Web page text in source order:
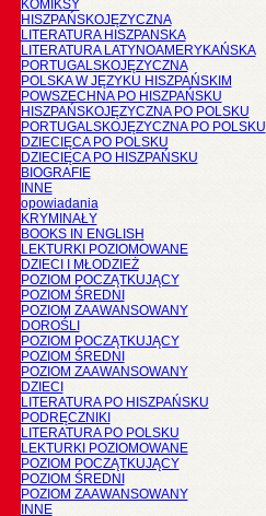
KOMIKSY
HISZPAŃSKOJĘZYCZNA
LITERATURA HISZPANSKA
LITERATURA LATYNOAMERYKAŃSKA
PORTUGALSKOJĘZYCZNA
POLSKA W JĘZYKU HISZPAŃSKIM
POWSZECHNA PO HISZPAŃSKU
HISZPAŃSKOJĘZYCZNA PO POLSKU
PORTUGALSKOJĘZYCZNA PO POLSKU
DZIECIĘCA PO POLSKU
DZIECIĘCA PO HISZPAŃSKU
BIOGRAFIE
INNE
opowiadania
KRYMINAŁY
BOOKS IN ENGLISH
LEKTURKI POZIOMOWANE
DZIECI I MŁODZIEŻ
POZIOM POCZĄTKUJĄCY
POZIOM ŚREDNI
POZIOM ZAAWANSOWANY
DOROŚLI
POZIOM POCZĄTKUJĄCY
POZIOM ŚREDNI
POZIOM ZAAWANSOWANY
DZIECI
LITERATURA PO HISZPAŃSKU
PODRĘCZNIKI
LITERATURA PO POLSKU
LEKTURKI POZIOMOWANE
POZIOM POCZĄTKUJĄCY
POZIOM ŚREDNI
POZIOM ZAAWANSOWANY
INNE